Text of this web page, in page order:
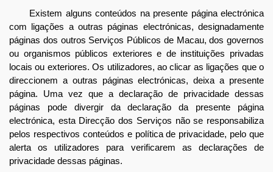
Existem alguns conteúdos na presente página electrónica
com ligações a outras páginas electrónicas, designadamente
páginas dos outros Serviços Públicos de Macau, dos governos
ou organismos públicos exteriores e de instituições privadas
locais ou exteriores. Os utilizadores, ao clicar as ligações que o
direccionem a outras páginas electrónicas, deixa a presente
página. Uma vez que a declaração de privacidade dessas
páginas pode divergir da declaração da presente página
electrónica, esta Direcção dos Serviços não se responsabiliza
pelos respectivos conteúdos e política de privacidade, pelo que
alerta os utilizadores para verificarem as declarações de
privacidade dessas páginas.